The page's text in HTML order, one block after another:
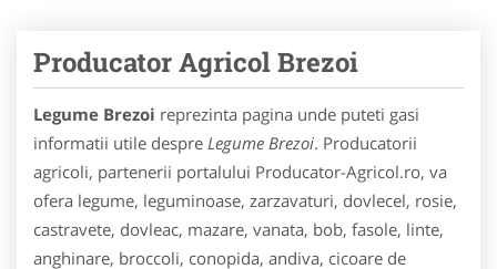
Producator Agricol Brezoi
Legume Brezoi reprezinta pagina unde puteti gasi
informatii utile despre Legume Brezoi. Producatorii
agricoli, partenerii portalului Producator-Agricol.ro, va
ofera legume, leguminoase, zarzavaturi, dovlecel, rosie,
castravete, dovleac, mazare, vanata, bob, fasole, linte,
anghinare, broccoli, conopida, andiva, cicoare de